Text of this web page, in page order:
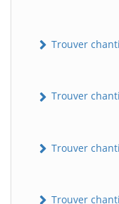
Trouver
Trouver
Trouver
Trouver